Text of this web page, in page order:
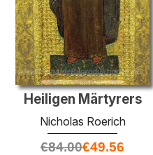
Heiligen Märtyrers
Nicholas Roerich
€84.00€49.56